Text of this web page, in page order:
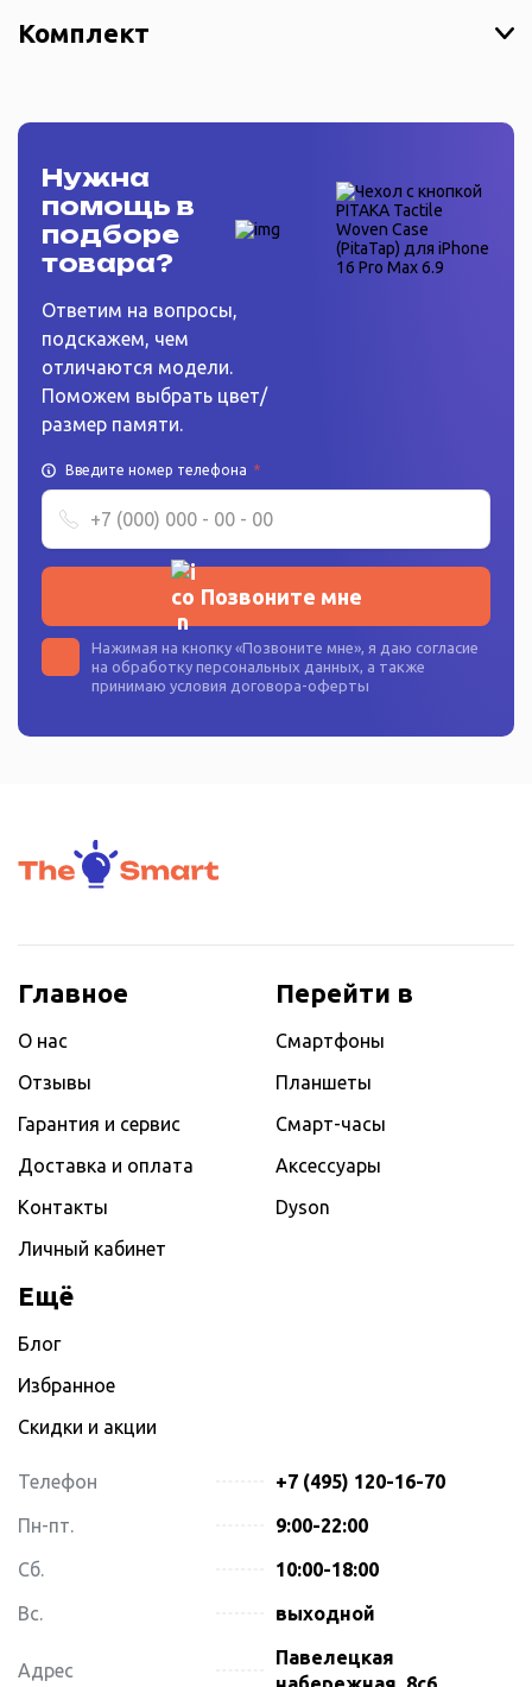
Комплект
Нужна
помощь в
подборе
товара?
Ответим на вопросы,
подскажем, чем
отличаются модели.
Поможем выбрать цвет/
размер памяти.
Введите номер телефона *
Позвоните мне
Нажимая на кнопку «Позвоните мне», я даю согласие
на обработку персональных данных, а также
принимаю условия договора-оферты
Главное
О нас
Отзывы
Гарантия и сервис
Доставка и оплата
Контакты
Личный кабинет
Перейти в
Смартфоны
Планшеты
Смарт-часы
Аксессуары
Dyson
Ещё
Блог
Избранное
Скидки и акции
Телефон +7 (495) 120-16-70
Пн-пт. 9:00-22:00
Сб. 10:00-18:00
Вс. выходной
Адрес
Павелецкая